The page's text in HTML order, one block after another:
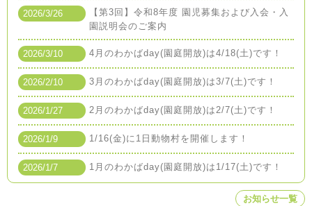
2026/3/26
【第3回】令和8年度 園児募集および入会・入
園説明会のご案内
2026/3/10 4月のわかばday(園庭開放)は4/18(土)です！
2026/2/10 3月のわかばday(園庭開放)は3/7(土)です！
2026/1/27 2月のわかばday(園庭開放)は2/7(土)です！
2026/1/9 1/16(金)に1日動物村を開催します！
2026/1/7 1月のわかばday(園庭開放)は1/17(土)です！
お知らせ一覧